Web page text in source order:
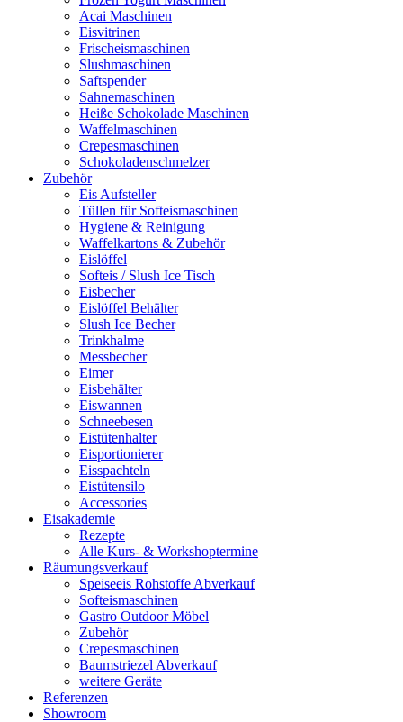
Acai Maschinen
Eisvitrinen
Frischeismaschinen
Slushmaschinen
Saftspender
Sahnemaschinen
Heiße Schokolade Maschinen
Waffelmaschinen
Crepesmaschinen
Schokoladenschmelzer
Zubehör
Eis Aufsteller
Tüllen für Softeismaschinen
Hygiene & Reinigung
Waffelkartons & Zubehör
Eislöffel
Softeis / Slush Ice Tisch
Eisbecher
Eislöffel Behälter
Slush Ice Becher
Trinkhalme
Messbecher
Eimer
Eisbehälter
Eiswannen
Schneebesen
Eistütenhalter
Eisportionierer
Eisspachteln
Eistütensilo
Accessories
Eisakademie
Rezepte
Alle Kurs- & Workshoptermine
Räumungsverkauf
Speiseeis Rohstoffe Abverkauf
Softeismaschinen
Gastro Outdoor Möbel
Zubehör
Crepesmaschinen
Baumstriezel Abverkauf
weitere Geräte
Referenzen
Showroom